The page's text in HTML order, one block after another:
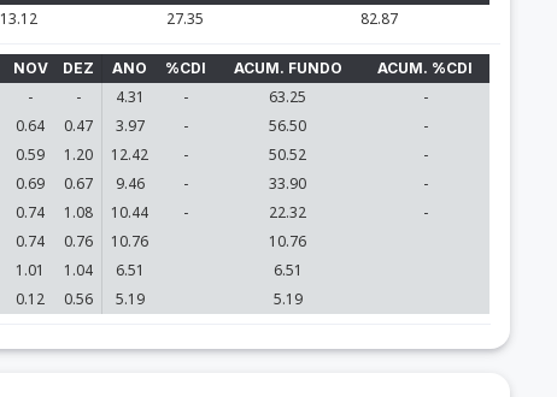
13.12 27.35 82.87
NOV DEZ ANO %CDI ACUM. FUNDO
ACUM. %CDI
- - 4.31 - 63.25 -
0.64 0.47 3.97 - 56.50 -
0.59 1.20 12.42 - 50.52 -
0.69 0.67 9.46 - 33.90 -
0.74 1.08 10.44 - 22.32 -
0.74 0.76 10.76 10.76
1.01 1.04 6.51 6.51
0.12 0.56 5.19 5.19